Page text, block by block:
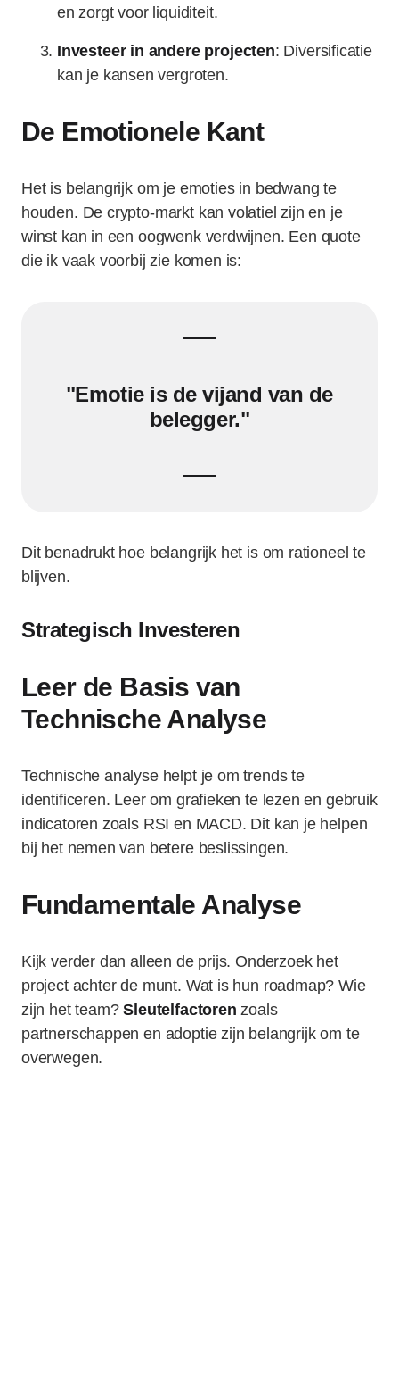
en zorgt voor liquiditeit.
Investeer in andere projecten: Diversificatie
kan je kansen vergroten.
De Emotionele Kant
Het is belangrijk om je emoties in bedwang te
houden. De crypto-markt kan volatiel zijn en je
winst kan in een oogwenk verdwijnen. Een quote
die ik vaak voorbij zie komen is:
"Emotie is de vijand van de
belegger."
Dit benadrukt hoe belangrijk het is om rationeel te
blijven.
Strategisch Investeren
Leer de Basis van
Technische Analyse
Technische analyse helpt je om trends te
identificeren. Leer om grafieken te lezen en gebruik
indicatoren zoals RSI en MACD. Dit kan je helpen
bij het nemen van betere beslissingen.
Fundamentale Analyse
Kijk verder dan alleen de prijs. Onderzoek het
project achter de munt. Wat is hun roadmap? Wie
zijn het team?Sleutelfactoren zoals
partnerschappen en adoptie zijn belangrijk om te
overwegen.